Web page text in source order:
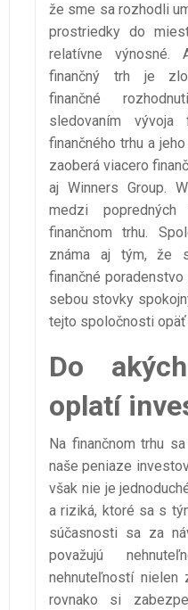
že sme sa rozhodli
prostriedky do
relatívne výnosné.
finančný trh je
finančné
sledovaním vývoja
finančného trhu a
zaoberá viacero
aj Winners Group.
medzi
finančnom trhu.
známa aj tým, že
finančné
sebou stovky
tejto spoločnosti opäť
Do
oplatí
Na finančnom trhu
naše peniaze
však nie je
a riziká, ktoré sa s
súčasnosti sa za
považujú
nehnuteľností nielen
rovnako si